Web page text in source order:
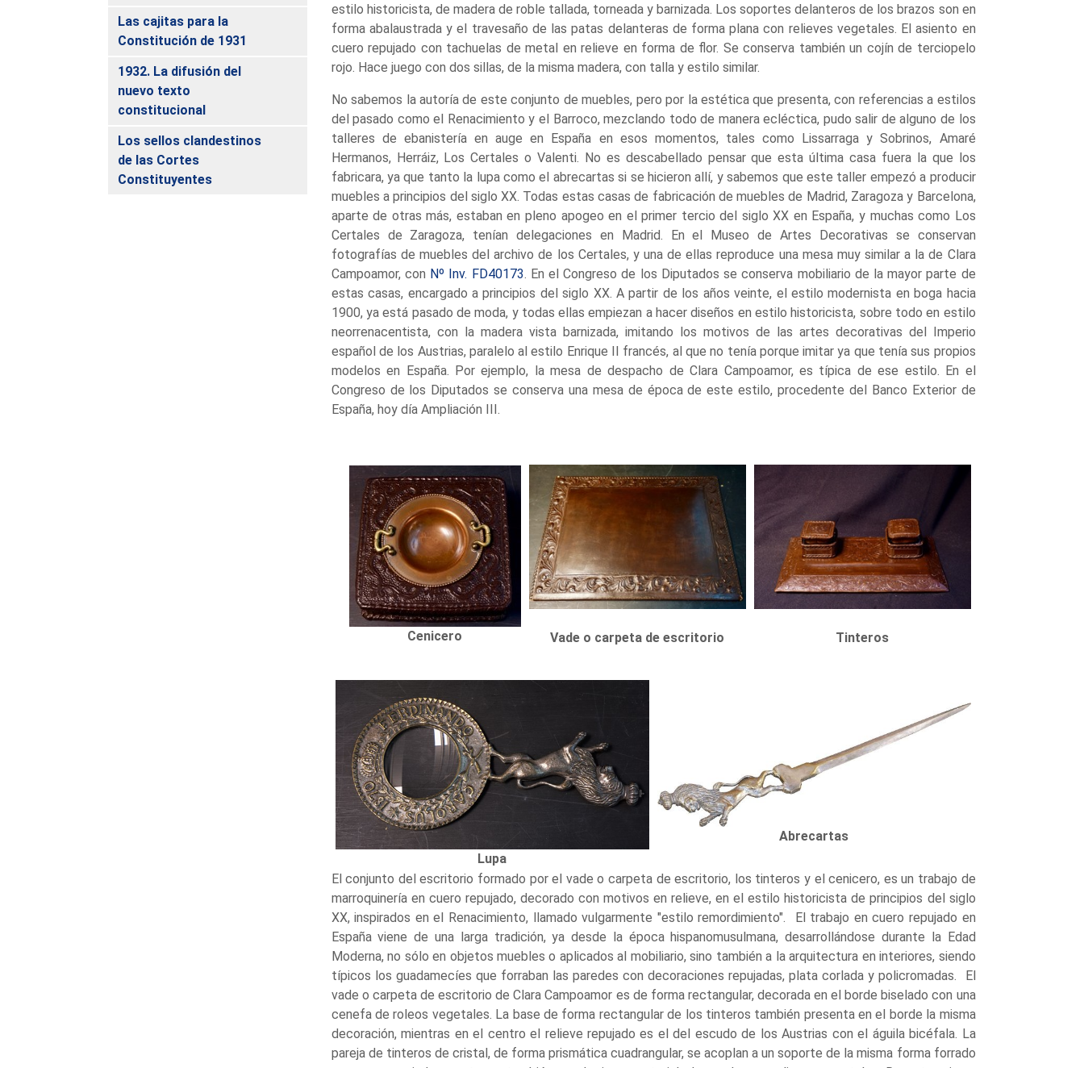
Las cajitas para la
Constitución de 1931
1932. La difusión del
nuevo texto
constitucional
Los sellos clandestinos
de las Cortes
Constituyentes
estilo historicista, de madera de roble tallada, torneada y barnizada. Los soportes delanteros de los brazos son en
forma abalaustrada y el travesaño de las patas delanteras de forma plana con relieves vegetales. El asiento en
cuero repujado con tachuelas de metal en relieve en forma de flor. Se conserva también un cojín de terciopelo
rojo. Hace juego con dos sillas, de la misma madera, con talla y estilo similar.
No sabemos la autoría de este conjunto de muebles, pero por la estética que presenta, con referencias a estilos
del pasado como el Renacimiento y el Barroco, mezclando todo de manera ecléctica, pudo salir de alguno de los
talleres de ebanistería en auge en España en esos momentos, tales como Lissarraga y Sobrinos, Amaré
Hermanos, Herráiz, Los Certales o Valenti. No es descabellado pensar que esta última casa fuera la que los
fabricara, ya que tanto la lupa como el abrecartas si se hicieron allí, y sabemos que este taller empezó a producir
muebles a principios del siglo XX. Todas estas casas de fabricación de muebles de Madrid, Zaragoza y Barcelona,
aparte de otras más, estaban en pleno apogeo en el primer tercio del siglo XX en España, y muchas como Los
Certales de Zaragoza, tenían delegaciones en Madrid. En el Museo de Artes Decorativas se conservan
fotografías de muebles del archivo de los Certales, y una de ellas reproduce una mesa muy similar a la de Clara
Campoamor, con Nº Inv. FD40173 . En el Congreso de los Diputados se conserva mobiliario de la mayor parte de
estas casas, encargado a principios del siglo XX. A partir de los años veinte, el estilo modernista en boga hacia
1900, ya está pasado de moda, y todas ellas empiezan a hacer diseños en estilo historicista, sobre todo en estilo
neorrenacentista, con la madera vista barnizada, imitando los motivos de las artes decorativas del Imperio
español de los Austrias, paralelo al estilo Enrique II francés, al que no tenía porque imitar ya que tenía sus propios
modelos en España. Por ejemplo, la mesa de despacho de Clara Campoamor, es típica de ese estilo. En el
Congreso de los Diputados se conserva una mesa de época de este estilo, procedente del Banco Exterior de
España, hoy día Ampliación III.
Cenicero Vade o carpeta de escritorio Tinteros
Lupa
Abrecartas
El conjunto del escritorio formado por el vade o carpeta de escritorio, los tinteros y el cenicero, es un trabajo de
marroquinería en cuero repujado, decorado con motivos en relieve, en el estilo historicista de principios del siglo
XX, inspirados en el Renacimiento, llamado vulgarmente "estilo remordimiento". El trabajo en cuero repujado en
España viene de una larga tradición, ya desde la época hispanomusulmana, desarrollándose durante la Edad
Moderna, no sólo en objetos muebles o aplicados al mobiliario, sino también a la arquitectura en interiores, siendo
típicos los guadamecíes que forraban las paredes con decoraciones repujadas, plata corlada y policromadas. El
vade o carpeta de escritorio de Clara Campoamor es de forma rectangular, decorada en el borde biselado con una
cenefa de roleos vegetales. La base de forma rectangular de los tinteros también presenta en el borde la misma
decoración, mientras en el centro el relieve repujado es el del escudo de los Austrias con el águila bicéfala. La
pareja de tinteros de cristal, de forma prismática cuadrangular, se acoplan a un soporte de la misma forma forrado